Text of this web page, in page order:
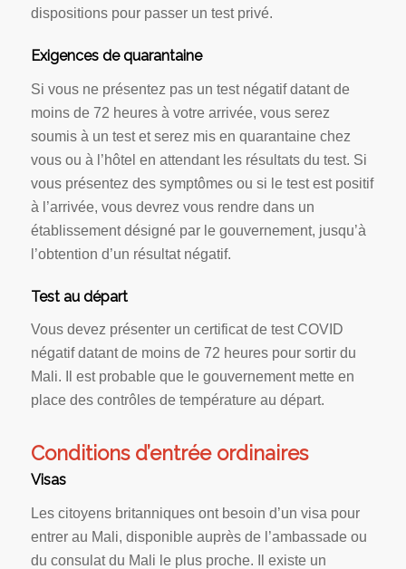
dispositions pour passer un test privé.
Exigences de quarantaine
Si vous ne présentez pas un test négatif datant de
moins de 72 heures à votre arrivée, vous serez
soumis à un test et serez mis en quarantaine chez
vous ou à l’hôtel en attendant les résultats du test. Si
vous présentez des symptômes ou si le test est positif
à l’arrivée, vous devrez vous rendre dans un
établissement désigné par le gouvernement, jusqu’à
l’obtention d’un résultat négatif.
Test au départ
Vous devez présenter un certificat de test COVID
négatif datant de moins de 72 heures pour sortir du
Mali. Il est probable que le gouvernement mette en
place des contrôles de température au départ.
Conditions d’entrée ordinaires
Visas
Les citoyens britanniques ont besoin d’un visa pour
entrer au Mali, disponible auprès de l’ambassade ou
du consulat du Mali le plus proche. Il existe un